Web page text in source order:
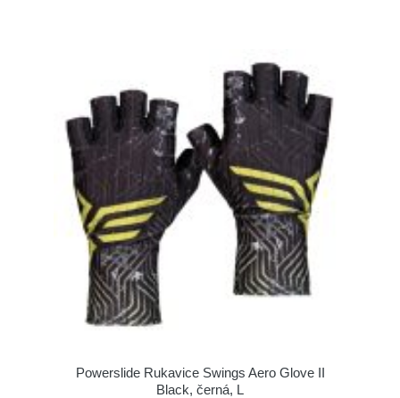
Powerslide Rukavice Swings Aero Glove II
Black, černá, L